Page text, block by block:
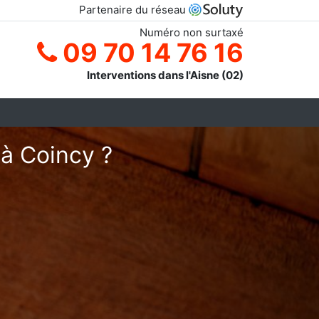
Partenaire du réseau
Numéro non surtaxé
09 70 14 76 16
Interventions dans l'Aisne (02)
Coincy ?